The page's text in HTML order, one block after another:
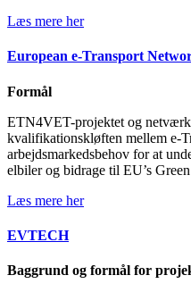
Læs mere her
European e-Transport
Formål
ETN4VET-projektet og
kvalifikationskløften mellem e-
arbejdsmarkedsbehov for at
elbiler og bidrage til EU’s
Læs mere her
EVTECH
Baggrund og formål for